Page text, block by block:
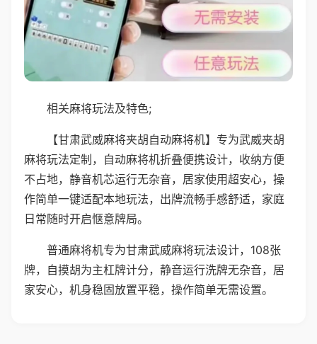
相关麻将玩法及特色;
【甘肃武威麻将夹胡自动麻将机】专为武威夹胡
麻将玩法定制，自动麻将机折叠便携设计，收纳方便
不占地，静音机芯运行无杂音，居家使用超安心，操
作简单一键适配本地玩法，出牌流畅手感舒适，家庭
日常随时开启惬意牌局。
普通麻将机专为甘肃武威麻将玩法设计，108张
牌，自摸胡为主杠牌计分，静音运行洗牌无杂音，居
家安心，机身稳固放置平稳，操作简单无需设置。